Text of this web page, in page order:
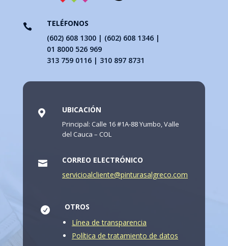

TELÉFONOS
(602) 608 1300 | (602) 608 1346 |
01 8000 526 969
313 759 0116 | 310 897 8731
 UBICACIÓN
Principal: Calle 16 #1A-88 Yumbo, Valle
del Cauca – COL

CORREO ELECTRÓNICO
servicioalcliente@pinturasalgreco.com

OTROS
Línea de transparencia
Política de tratamiento de datos